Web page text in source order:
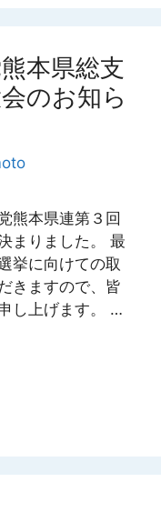
本県総支
のお知ら
熊本県連第３回
まりました。 最
挙に向けての取
きますので、皆
し上げます。 …